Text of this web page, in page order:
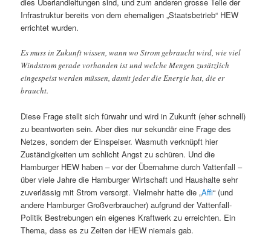
Infrastruktur bereits von dem ehemaligen „Staatsbetrieb“ HEW
errichtet wurden.
Es muss in Zukunft wissen, wann wo Strom gebraucht wird, wie viel
Windstrom gerade vorhanden ist und welche Mengen zusätzlich
eingespeist werden müssen, damit jeder die Energie hat, die er
braucht.
Diese Frage stellt sich fürwahr und wird in Zukunft (eher schnell)
zu beantworten sein. Aber dies nur sekundär eine Frage des
Netzes, sondern der Einspeiser. Wasmuth verknüpft hier
Zuständigkeiten um schlicht Angst zu schüren. Und die
Hamburger HEW haben – vor der Übernahme durch Vattenfall –
über viele Jahre die Hamburger Wirtschaft und Haushalte sehr
zuverlässig mit Strom versorgt. Vielmehr hatte die „Affi“ (und
andere Hamburger Großverbraucher) aufgrund der Vattenfall-
Politik Bestrebungen ein eigenes Kraftwerk zu erreichten. Ein
Thema, dass es zu Zeiten der HEW niemals gab.